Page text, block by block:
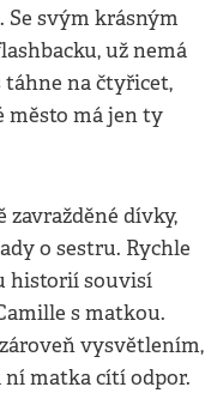
Se svým krásným
už nemá
táhne na čtyřicet,
město má jen ty
zavražděné dívky,
o sestru. Rychle
historií souvisí
s matkou.
vysvětlením,
ní matka cítí odpor.